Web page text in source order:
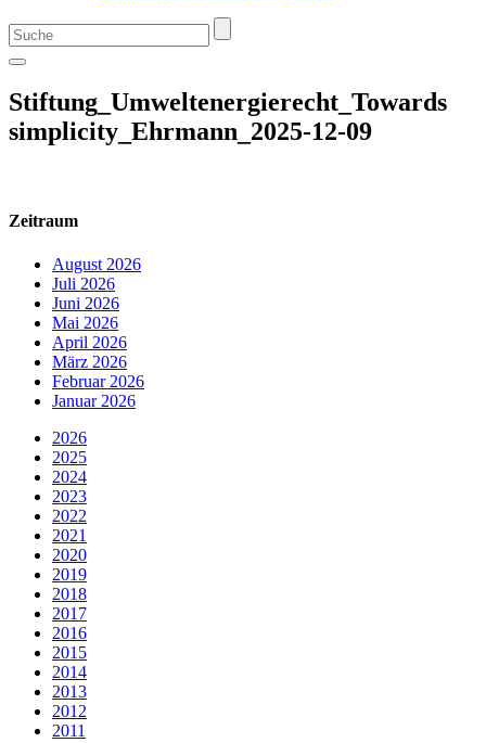
Stiftung_Umweltenergierecht_Towards
simplicity_Ehrmann_2025-12-09
Zeitraum
August 2026
Juli 2026
Juni 2026
Mai 2026
April 2026
März 2026
Februar 2026
Januar 2026
2026
2025
2024
2023
2022
2021
2020
2019
2018
2017
2016
2015
2014
2013
2012
2011